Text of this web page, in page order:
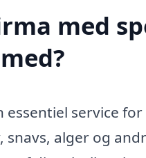
med
essentiel service
snavs, alger og